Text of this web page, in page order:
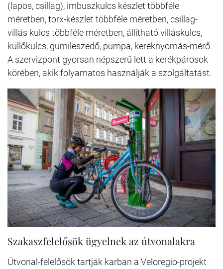
(lapos, csillag), imbuszkulcs készlet többféle
méretben, torx-készlet többféle méretben, csillag-
villás kulcs többféle méretben, állítható villáskulcs,
küllőkulcs, gumileszedő, pumpa, keréknyomás-mérő.
A szervizpont gyorsan népszerű lett a kerékpárosok
körében, akik folyamatos használják a szolgáltatást.
Szakaszfelelősök ügyelnek az útvonalakra
Útvonal-felelősök tartják karban a Veloregio-projekt